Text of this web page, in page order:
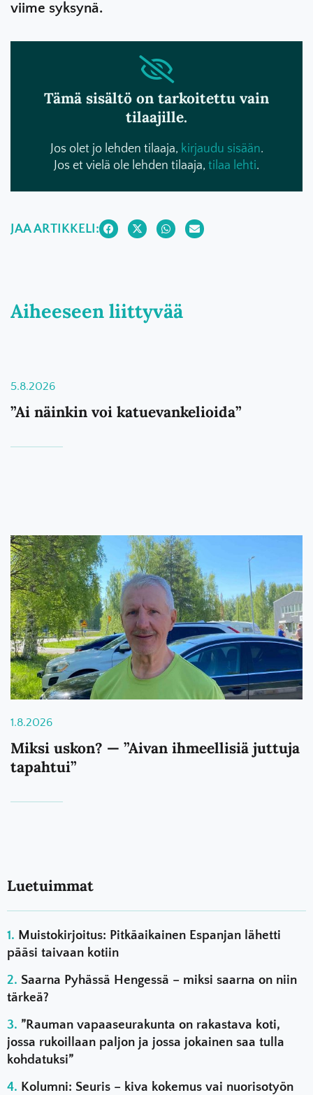
viime syksynä.
Tämä sisältö on tarkoitettu vain
tilaajille.
Jos olet jo lehden tilaaja, kirjaudu sisään.
Jos et vielä ole lehden tilaaja, tilaa lehti.
JAA ARTIKKELI:
Aiheeseen liittyvää
5.8.2026
”Ai näinkin voi katuevankelioida”
1.8.2026
Miksi uskon? — ”Aivan ihmeellisiä juttuja
tapahtui”
Luetuimmat
Muistokirjoitus: Pitkäaikainen Espanjan lähetti
pääsi taivaan kotiin
Saarna Pyhässä Hengessä – miksi saarna on niin
tärkeä?
”Rauman vapaaseurakunta on rakastava koti,
jossa rukoillaan paljon ja jossa jokainen saa tulla
kohdatuksi”
Kolumni: Seuris – kiva kokemus vai nuorisotyön